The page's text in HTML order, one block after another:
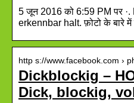
5 जून 2016 को 6:59 PM पर ·.
erkennbar halt. फ़ोटो के बारे में
http s://www.facebook.com ›
Dickblockig –
Dick, blockig,